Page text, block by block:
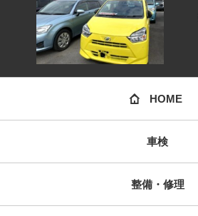
HOME
車検
整備・修理